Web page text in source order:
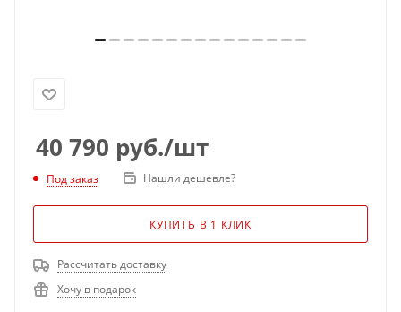
40 790 руб./шт
Под заказ Нашли дешевле?
КУПИТЬ В 1 КЛИК
Рассчитать доставку
Хочу в подарок